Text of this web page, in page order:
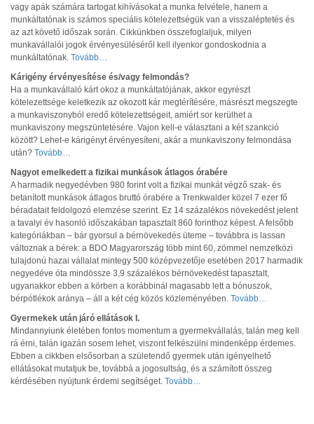
vagy apák számára tartogat kihívásokat a munka felvétele, hanem a
munkáltatónak is számos speciális kötelezettségük van a visszaléptetés és
az azt követő időszak során. Cikkünkben összefoglaljuk, milyen
munkavállalói jogok érvényesüléséről kell ilyenkor gondoskodnia a
munkáltatónak. Tovább…
Kárigény érvényesítése és/vagy felmondás?
Ha a munkavállaló kárt okoz a munkáltatójának, akkor egyrészt
kötelezettsége keletkezik az okozott kár megtérítésére, másrészt megszegte
a munkaviszonyból eredő kötelezettségeit, amiért sor kerülhet a
munkaviszony megszüntetésére. Vajon kell-e választani a két szankció
között? Lehet-e kárigényt érvényesíteni, akár a munkaviszony felmondása
után? Tovább…
Nagyot emelkedett a fizikai munkások átlagos órabére
A harmadik negyedévben 980 forint volt a fizikai munkát végző szak- és
betanított munkások átlagos bruttó órabére a Trenkwalder közel 7 ezer fő
béradatait feldolgozó elemzése szerint. Ez 14 százalékos növekedést jelent
a tavalyi év hasonló időszakában tapasztalt 860 forinthoz képest. A felsőbb
kategóriákban – bár gyorsul a bérnövekedés üteme – továbbra is lassan
változnak a bérek: a BDO Magyarország több mint 60, zömmel nemzetközi
tulajdonú hazai vállalat mintegy 500 középvezetője esetében 2017 harmadik
negyedéve óta mindössze 3,9 százalékos bérnövekedést tapasztalt,
ugyanakkor ebben a körben a korábbinál magasabb lett a bónuszok,
bérpótlékok aránya – áll a két cég közös közleményében. Tovább…
Gyermekek után járó ellátások I.
Mindannyiunk életében fontos momentum a gyermekvállalás, talán meg kell
rá érni, talán igazán sosem lehet, viszont felkészülni mindenképp érdemes.
Ebben a cikkben elsősorban a születendő gyermek után igényelhető
ellátásokat mutatjuk be, továbbá a jogosultság, és a számított összeg
kérdésében nyújtunk érdemi segítséget. Tovább…